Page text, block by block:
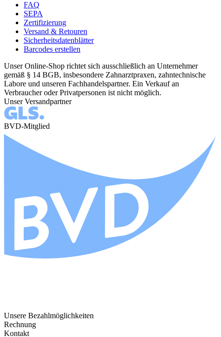
FAQ
SEPA
Zertifizierung
Versand & Retouren
Sicherheitsdatenblätter
Barcodes erstellen
Unser Online-Shop richtet sich ausschließlich an Unternehmer
gemäß § 14 BGB, insbesondere Zahnarztpraxen, zahntechnische
Labore und unseren Fachhandelspartner. Ein Verkauf an
Verbraucher oder Privatpersonen ist nicht möglich.
Unser Versandpartner
BVD-Mitglied
Unsere Bezahlmöglichkeiten
Rechnung
Kontakt